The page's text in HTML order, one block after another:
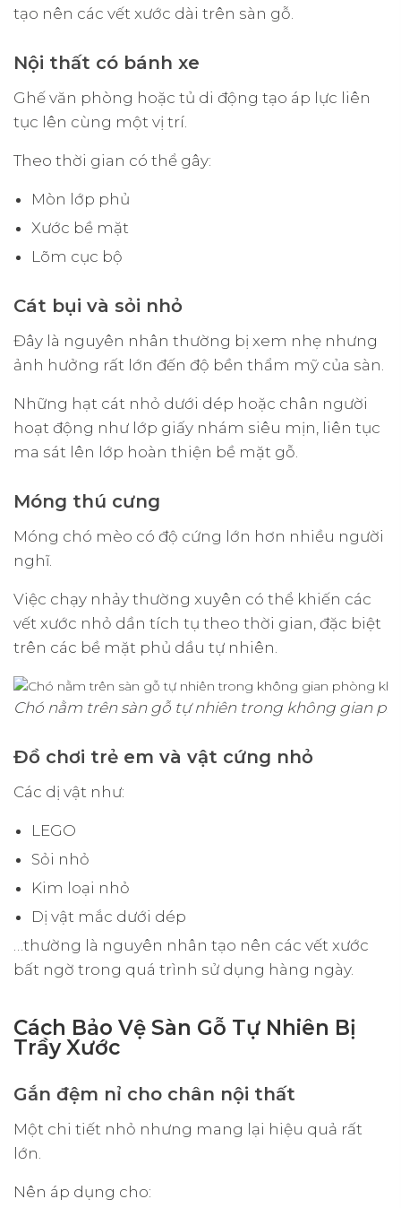
tạo nên các vết xước dài trên sàn gỗ.
Nội thất có bánh xe
Ghế văn phòng hoặc tủ di động tạo áp lực liên
tục lên cùng một vị trí.
Theo thời gian có thể gây:
Mòn lớp phủ
Xước bề mặt
Lõm cục bộ
Cát bụi và sỏi nhỏ
Đây là nguyên nhân thường bị xem nhẹ nhưng
ảnh hưởng rất lớn đến độ bền thẩm mỹ của sàn.
Những hạt cát nhỏ dưới dép hoặc chân người
hoạt động như lớp giấy nhám siêu mịn, liên tục
ma sát lên lớp hoàn thiện bề mặt gỗ.
Móng thú cưng
Móng chó mèo có độ cứng lớn hơn nhiều người
nghĩ.
Việc chạy nhảy thường xuyên có thể khiến các
vết xước nhỏ dần tích tụ theo thời gian, đặc biệt
trên các bề mặt phủ dầu tự nhiên.
Chó nằm trên sàn gỗ tự nhiên trong không gian
Đồ chơi trẻ em và vật cứng nhỏ
Các dị vật như:
LEGO
Sỏi nhỏ
Kim loại nhỏ
Dị vật mắc dưới dép
…thường là nguyên nhân tạo nên các vết xước
bất ngờ trong quá trình sử dụng hàng ngày.
Cách Bảo Vệ Sàn Gỗ Tự Nhiên Bị
Trầy Xước
Gắn đệm nỉ cho chân nội thất
Một chi tiết nhỏ nhưng mang lại hiệu quả rất
lớn.
Nên áp dụng cho: